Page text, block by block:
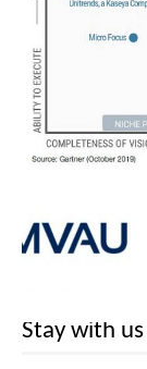
Stay with us